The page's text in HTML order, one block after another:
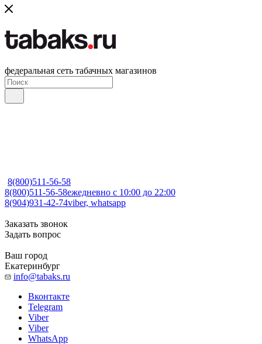
федеральная сеть табачных магазинов
8(800)511-56-58
8(800)511-56-58ежедневно с 10:00 до 22:00
8(904)931-42-74viber, whatsapp
Заказать звонок
Задать вопрос
Ваш город
Екатеринбург
info@tabaks.ru
Вконтакте
Telegram
Viber
Viber
WhatsApp